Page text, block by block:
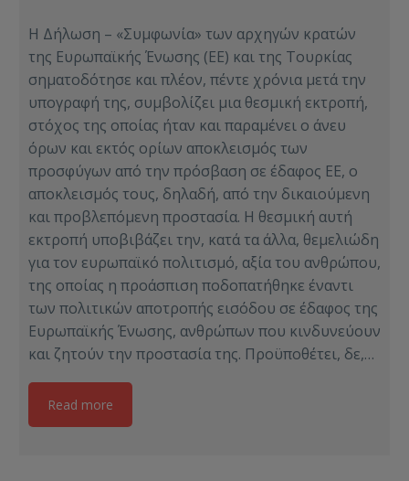
Η Δήλωση – «Συμφωνία» των αρχηγών κρατών
της Ευρωπαϊκής Ένωσης (ΕΕ) και της Τουρκίας
σηματοδότησε και πλέον, πέντε χρόνια μετά την
υπογραφή της, συμβολίζει μια θεσμική εκτροπή,
στόχος της οποίας ήταν και παραμένει ο άνευ
όρων και εκτός ορίων αποκλεισμός των
προσφύγων από την πρόσβαση σε έδαφος ΕΕ, ο
αποκλεισμός τους, δηλαδή, από την δικαιούμενη
και προβλεπόμενη προστασία. Η θεσμική αυτή
εκτροπή υποβιβάζει την, κατά τα άλλα, θεμελιώδη
για τον ευρωπαϊκό πολιτισμό, αξία του ανθρώπου,
της οποίας η προάσπιση ποδοπατήθηκε έναντι
των πολιτικών αποτροπής εισόδου σε έδαφος της
Ευρωπαϊκής Ένωσης, ανθρώπων που κινδυνεύουν
και ζητούν την προστασία της. Προϋποθέτει, δε,…
Read more